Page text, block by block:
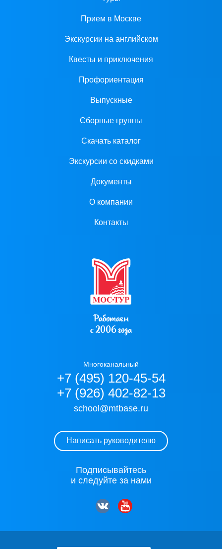
Прием в Москве
Экскурсии на английском
Квесты и приключения
Профориентация
Выпускные
Сборные группы
Скачать каталог
Экскурсии со скидками
Документы
О компании
Контакты
Работаем
с 2006 года
Многоканальный
+7 (495) 120-45-54
+7 (926) 402-82-13
school@mtbase.ru
Написать руководителю
Подписывайтесь
и следуйте за нами